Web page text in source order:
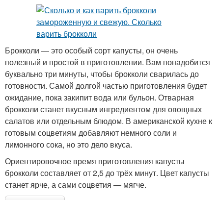
Брокколи — это особый сорт капусты, он очень
полезный и простой в приготовлении. Вам понадобится
буквально три минуты, чтобы брокколи сварилась до
готовности. Самой долгой частью приготовления будет
ожидание, пока закипит вода или бульон. Отварная
брокколи станет вкусным ингредиентом для овощных
салатов или отдельным блюдом. В американской кухне к
готовым соцветиям добавляют немного соли и
лимонного сока, но это дело вкуса.
Ориентировочное время приготовления капусты
брокколи составляет от 2,5 до трёх минут. Цвет капусты
станет ярче, а сами соцветия — мягче.